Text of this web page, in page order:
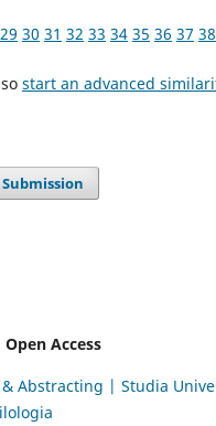
29 30 31 32 33 34 35 36 37 38
start an advanced
Access
Abstracting | Studia